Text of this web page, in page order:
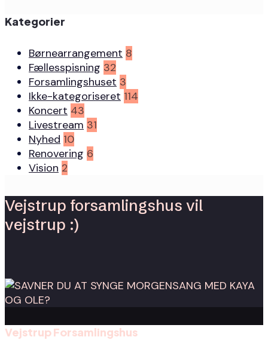
Kategorier
Børnearrangement 8
Fællesspisning 32
Forsamlingshuset 3
Ikke-kategoriseret 114
Koncert 43
Livestream 31
Nyhed 10
Renovering 6
Vision 2
Vejstrup forsamlingshus vil
vejstrup :)
Vejstrup Forsamlingshus